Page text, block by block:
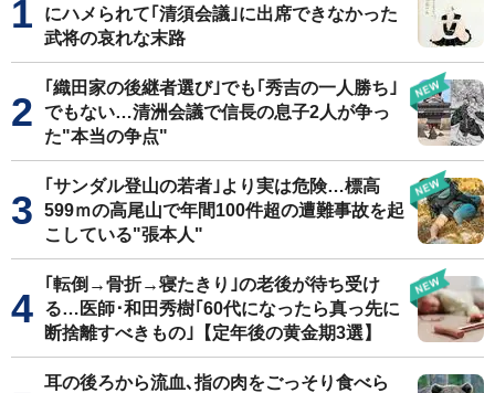
にハメられて｢清須会議｣に出席できなかった
武将の哀れな末路
｢織田家の後継者選び｣でも｢秀吉の一人勝ち｣
でもない…清洲会議で信長の息子2人が争っ
た"本当の争点"
｢サンダル登山の若者｣より実は危険…標高
599ｍの高尾山で年間100件超の遭難事故を起
こしている"張本人"
｢転倒→骨折→寝たきり｣の老後が待ち受け
る…医師･和田秀樹｢60代になったら真っ先に
断捨離すべきもの｣【定年後の黄金期3選】
耳の後ろから流血､指の肉をごっそり食べら